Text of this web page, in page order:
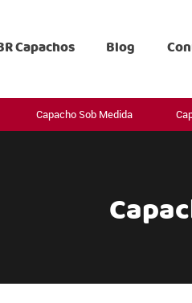
Capachos Blog
Capacho Sob Medida